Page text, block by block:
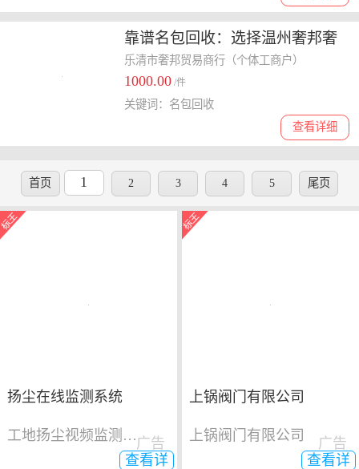
靠谱名包回收：选择温州奢邦奢
侈品让您无后顾之忧
乐清市奢邦贸易商行（个体工商户）
1000.00 /件
查看详细
关键词：名包回收
首页 1 2 3 4 5 尾页
扬尘在线监测系统
工地扬尘视频监测系统
查看详
广告
上锅阀门有限公司
上锅阀门有限公司
查看详
广告